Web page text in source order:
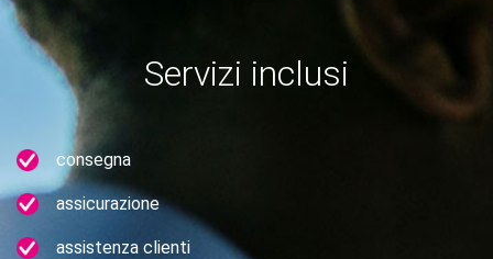
Servizi inclusi
consegna
assicurazione
assistenza clienti